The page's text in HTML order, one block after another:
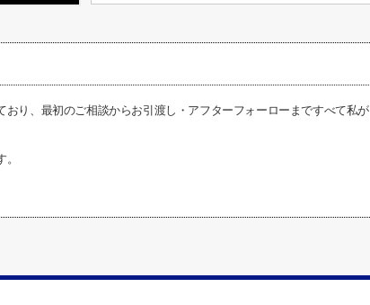
り、最初のご相談からお引渡し・アフターフォーローまですべて私が